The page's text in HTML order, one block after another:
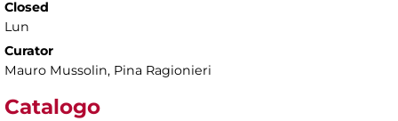
Closed
Lun
Curator
Mauro Mussolin, Pina Ragionieri
Catalogo